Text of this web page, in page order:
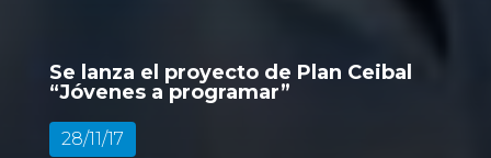
Se lanza el proyecto de Plan Ceibal
“Jóvenes a programar”
28/11/17